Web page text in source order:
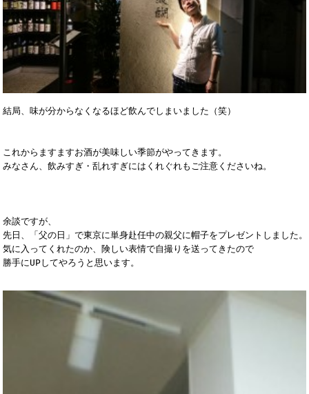
結局、味が分からなくなるほど飲んでしまいました（笑）
これからますますお酒が美味しい季節がやってきます。
みなさん、飲みすぎ・乱れすぎにはくれぐれもご注意くださいね。
余談ですが、
先日、「父の日」で東京に単身赴任中の親父に帽子をプレゼントしました。
気に入ってくれたのか、険しい表情で自撮りを送ってきたので
勝手にUPしてやろうと思います。